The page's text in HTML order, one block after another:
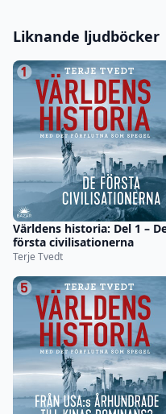
Liknande ljudböcker
Världens historia: Del 1 –
första civilisationerna
Terje Tvedt